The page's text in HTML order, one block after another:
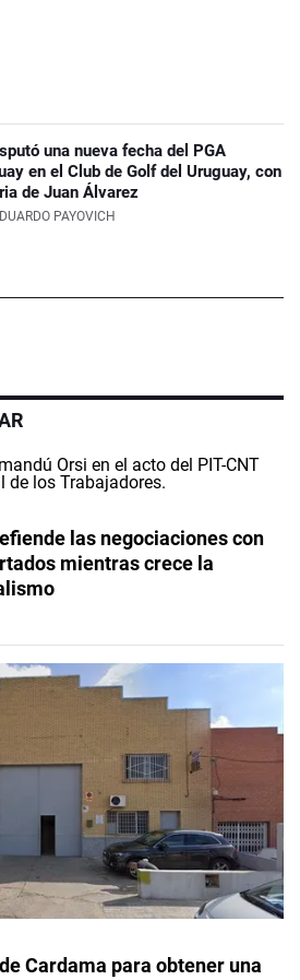
una nueva fecha del PGA
en el Club de Golf del Uruguay, con
de Juan Álvarez
PAYOVICH
las negociaciones con
mientras crece la
Cardama para obtener una